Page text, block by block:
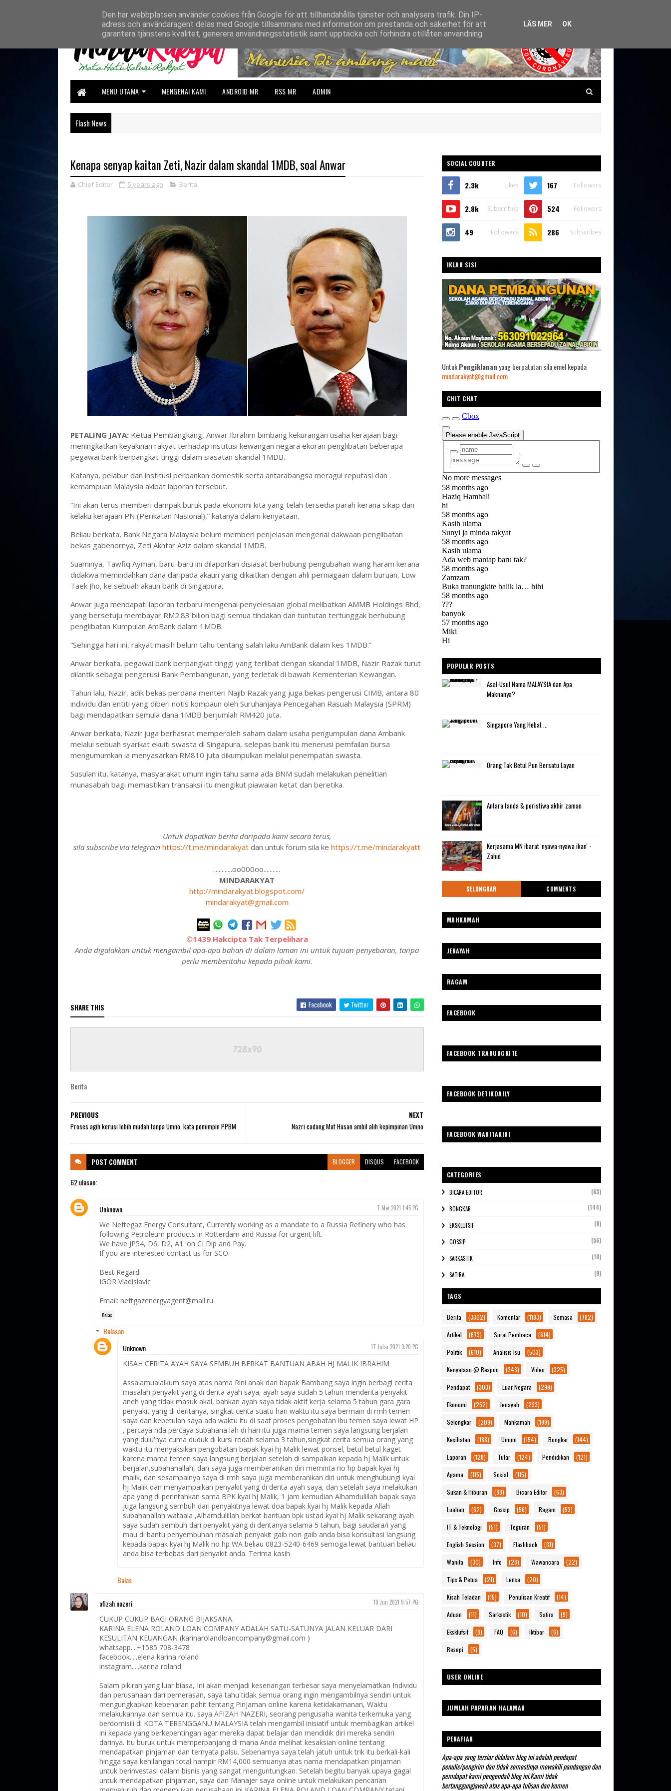
MENU UTAMA MENGENAI KAMI ANDROID MR RSS MR ADMIN
Flash News
Kenapa senyap kaitan Zeti, Nazir dalam skandal 1MDB, soal Anwar
Chief Editor 5 years ago Berita
PETALING JAYA:Ketua Pembangkang, Anwar Ibrahim bimbang kekurangan usaha kerajaan bagi
meningkatkan keyakinan rakyat terhadap institusi kewangan negara ekoran penglibatan beberapa
pegawai bank berpangkat tinggi dalam siasatan skandal 1MDB.
Katanya, pelabur dan institusi perbankan domestik serta antarabangsa meragui reputasi dan
kemampuan Malaysia akibat laporan tersebut.
“Ini akan terus memberi dampak buruk pada ekonomi kita yang telah tersedia parah kerana sikap dan
kelaku kerajaan PN (Perikatan Nasional),” katanya dalam kenyataan.
Beliau berkata, Bank Negara Malaysia belum memberi penjelasan mengenai dakwaan penglibatan
bekas gabenornya, Zeti Akhtar Aziz dalam skandal 1MDB.
Suaminya, Tawfiq Ayman, baru-baru ini dilaporkan disiasat berhubung pengubahan wang haram kerana
didakwa memindahkan dana daripada akaun yang dikaitkan dengan ahli perniagaan dalam buruan, Low
Taek Jho, ke sebuah akaun bank di Singapura.
Anwar juga mendapati laporan terbaru mengenai penyelesaian global melibatkan AMMB Holdings Bhd,
yang bersetuju membayar RM2.83 bilion bagi semua tindakan dan tuntutan tertunggak berhubung
penglibatan Kumpulan AmBank dalam 1MDB.
“Sehingga hari ini, rakyat masih belum tahu tentang salah laku AmBank dalam kes 1MDB.”
Anwar berkata, pegawai bank berpangkat tinggi yang terlibat dengan skandal 1MDB, Nazir Razak turut
dilantik sebagai pengerusi Bank Pembangunan, yang terletak di bawah Kementerian Kewangan.
Tahun lalu, Nazir, adik bekas perdana menteri Najib Razak yang juga bekas pengerusi CIMB, antara 80
individu dan entiti yang diberi notis kompaun oleh Suruhanjaya Pencegahan Rasuah Malaysia (SPRM)
bagi mendapatkan semula dana 1MDB berjumlah RM420 juta.
Anwar berkata, Nazir juga berhasrat memperoleh saham dalam usaha pengumpulan dana Ambank
melalui sebuah syarikat ekuiti swasta di Singapura, selepas bank itu menerusi pemfailan bursa
mengumumkan ia menyasarkan RM810 juta dikumpulkan melalui penempatan swasta.
Susulan itu, katanya, masyarakat umum ingin tahu sama ada BNM sudah melakukan penelitian
munasabah bagi memastikan transaksi itu mengikut piawaian ketat dan beretika.
Untuk dapatkan berita daripada kami secara terus,
sila subscribe via telegram https://t.me/mindarakyat dan untuk forum sila kehttps://t.me/mindarakyatt
............oo000oo...........
MINDARAKYAT
http://mindarakyat.blogspot.com/
mindarakyat@gmail.com
©1439 Hakcipta Tak Terpelihara
Anda digalakkan untuk mengambil apa-apa bahan di dalam laman ini untuk tujuan penyebaran, tanpa
perlu memberitahu kepada pihak kami.
SHARE THIS Facebook Twitter
Berita
NEXT
Nazri cadang Mat Hasan ambil alih kepimpinan Umno
PREVIOUS
Proses agih kerusi lebih mudah tanpa Umno, kata pemimpin PPBM
POST COMMENT BLOGGER DISQUS FACEBOOK
62 ulasan:
Unknown 7 Mei 2021 1:45 PG
We Neftegaz Energy Consultant, Currently working as a mandate to a Russia Refinery who has
following Petroleum products in Rotterdam and Russia for urgent lift.
We have JP54, D6, D2, A1. on CI Dip and Pay.
If you are interested contact us for SCO.
Best Regard
IGOR Vladislavic
Email: neftgazenergyagent@mail.ru
Balas
Balasan
Unknown
17 Julai 2021 3:20 PG
KISAH CERITA AYAH SAYA SEMBUH BERKAT BANTUAN ABAH HJ MALIK IBRAHIM
Assalamualaikum saya atas nama Rini anak dari bapak Bambang saya ingin berbagi cerita
masalah penyakit yang di derita ayah saya, ayah saya sudah 5 tahun menderita penyakit
aneh yang tidak masuk akal, bahkan ayah saya tidak aktif kerja selama 5 tahun gara gara
penyakit yang di deritanya, singkat cerita suatu hari waktu itu saya bermain di rmh temen
saya dan kebetulan saya ada waktu itu di saat proses pengobatan ibu temen saya lewat HP
, percaya nda percaya subahana lah di hari itu juga mama temen saya langsung berjalan
yang dulu'nya cuma duduk di kursi rodah selama 3 tahun,singkat cerita semua orang yang
waktu itu menyaksikan pengobatan bapak kyai hj Malik lewat ponsel, betul betul kaget
karena mama temen saya langsung berjalan setelah di sampaikan kepada hj Malik untuk
berjalan,subahanallah, dan saya juga memberanikan diri meminta no hp bapak kyai hj
malik, dan sesampainya saya di rmh saya juga memberanikan diri untuk menghubungi kyai
hj Malik dan menyampaikan penyakit yang di derita ayah saya, dan setelah saya melakukan
apa yang di perintahkan sama BPK kyai hj Malik, 1 jam kemudian Alhamdulillah bapak saya
juga langsung sembuh dari penyakitnya lewat doa bapak kyai hj Malik kepada Allah
subahanallah wataala ,Alhamdulillah berkat bantuan bpk ustad kyai hj Malik sekarang ayah
saya sudah sembuh dari penyakit yang di deritanya selama 5 tahun, bagi saudara/i yang
mau di bantu penyembuhan masalah penyakit gaib non gaib anda bisa konsultasi langsung
kepada bapak kyai hj Malik no hp WA beliau 0823-5240-6469 semoga lewat bantuan beliau
anda bisa terbebas dari penyakit anda. Terima kasih
Balas
afizah nazeri 10 Jun 2021 9:57 PG
CUKUP CUKUP BAGI ORANG BIJAKSANA.
KARINA ELENA ROLAND LOAN COMPANY ADALAH SATU-SATUNYA JALAN KELUAR DARI
KESULITAN KEUANGAN (karinarolandloancompany@gmail.com )
whatsapp....+1585 708-3478
facebook.....elena karina roland
instagram.....karina roland
Salam pikiran yang luar biasa, Ini akan menjadi kesenangan terbesar saya menyelamatkan Individu
dan perusahaan dari pemerasan, saya tahu tidak semua orang ingin mengambilnya sendiri untuk
mengungkapkan kebenaran pahit tentang Pinjaman online karena ketidakamanan, Waktu
melakukannya dan semua itu. saya AFIZAH NAZERI, seorang pengusaha wanita terkemuka yang
berdomisili di KOTA TERENGGANU MALAYSIA telah mengambil inisiatif untuk membagikan artikel
ini kepada yang berkepentingan agar mereka dapat belajar dan mendidik diri mereka sendiri
darinya. Itu buruk untuk memperpanjang di mana Anda melihat kesaksian online tentang
mendapatkan pinjaman dan ternyata palsu. Sebenarnya saya telah jatuh untuk trik itu berkali-kali
hingga saya kehilangan total hampir RM14,000 semuanya atas nama mendapatkan pinjaman
untuk berinvestasi dalam bisnis yang sangat menguntungkan. Setelah begitu banyak upaya gagal
untuk mendapatkan pinjaman, saya dan Manajer saya online untuk melakukan pencarian
SOCIAL COUNTER
2.3k Likes 167 Followers
2.8k Subscribes 524 Followers
49 Followers 286 Subscribes
IKLAN SISI
UntukPengiklananyang berpatutan sila emel kepada
mindarakyat@gmail.com
CHIT CHAT
POPULAR POSTS
Asal-Usul Nama MALAYSIA dan Apa
Maknanya?
Singapore Yang Hebat ...
Orang Tak Betul Pun Bersatu Layan
Antara tanda & peristiwa akhir zaman
Kerjasama MN ibarat 'nyawa-nyawa ikan' -
Zahid
SELONGKAR COMMENTS
MAHKAMAH
JENAYAH
RAGAM
FACEBOOK
FACEBOOK TRANUNGKITE
FACEBOOK DETIKDAILY
FACEBOOK WANITAKINI
CATEGORIES
BICARA EDITOR (63)
BONGKAR (144)
EKSKLUFSIF (8)
GOSSIP (56)
SARKASTIK (10)
SATIRA (9)
TAGS
Berita (3302) Komentar (1183) Semasa (782)
Artikel (673) Surat Pembaca (614)
Politik (610) Analisis Isu (503)
Kenyataan @ Respon (348) Video (325)
Pendapat (303) Luar Negara (299)
Ekonomi (252) Jenayah (233)
Selongkar (209) Mahkamah (199)
Kesihatan (188) Umum (154) Bongkar (144)
Laporan (128) Tular (124) Pendidikan (121)
Agama (115) Sosial (115)
Sukan & Hiburan (88) Bicara Editor (63)
Luahan (62) Gossip (56) Ragam (53)
IT & Teknologi (51) Teguran (51)
English Session (37) Flashback (31)
Wanita (30) Info (28) Wawancara (22)
Tips & Petua (21) Lensa (20)
Kisah Teladan (15) Penulisan Kreatif (14)
Aduan (11) Sarkastik (10) Satira (9)
Eksklufsif (8) FAQ (6) Iktibar (6)
Resepi (5)
USER ONLINE
JUMLAH PAPARAN HALAMAN
PENAFIAN
Apa-apa yang tersiar didalam blog ini adalah pendapat
penulis/pengirim dan tidak semestinya mewakili pandangan dan
pemdapat kami pengendali blog ini.Kami tidak
bertanggungjawab atas apa-apa tulisan dan komen
Den här webbplatsen använder cookies från Google för att tillhandahålla tjänster och analysera trafik. Din IP-
adress och användaragent delas med Google tillsammans med information om prestanda och säkerhet för att
garantera tjänstens kvalitet, generera användningsstatistik samt upptäcka och förhindra otillåten användning.
LÄS MER OK